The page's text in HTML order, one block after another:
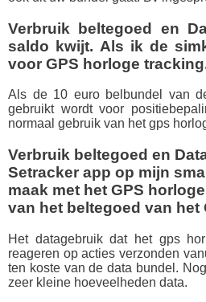
Verbruik beltegoed en
saldo kwijt. Als ik de
voor GPS horloge
Als de 10 euro belbundel van
gebruikt wordt voor
normaal gebruik van het gps
Verbruik beltegoed en
Setracker app op mijn
maak met het GPS
van het beltegoed van het
Het datagebruik dat het gps
reageren op acties verzonden
ten koste van de data bundel.
zeer kleine hoeveelheden data.